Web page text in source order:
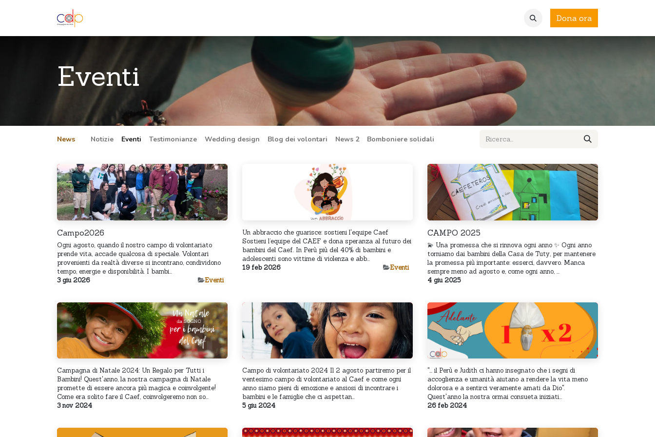
Dona ora
​Eventi
News ​​Notizie ​Eventi ​​Testimonianze ​Wedding design ​Blog dei volontari ​​News 2 Bomboniere solidali
Campo2026
Ogni agosto, quando il nostro campo di volontariato
prende vita, accade qualcosa di speciale. Volontari
provenienti da realtà diverse si incontrano, condividono
tempo, energie e disponibilità. I bambi...
3 giu 2026
​Eventi
Un abbraccio che guarisce: sostieni l'equipe Caef
Sostieni l’equipe del CAEF e dona speranza al futuro dei
bambini del Caef. In Perù più del 40% di bambini e
adolescenti sono vittime di violenza e abb...
19 feb 2026
​Eventi
CAMPO 2025
💫 Una promessa che si rinnova ogni anno ✨ Ogni anno
torniamo dai bambini della Casa de Tuty, per mantenere
la promessa più importante: esserci, davvero. Manca
sempre meno ad agosto e, come ogni anno, ...
4 giu 2025
Campagna di Natale 2024: Un Regalo per Tutti i
Bambini! Quest'anno, la nostra campagna di Natale
promette di essere ancora più magica e coinvolgente!
Come era solito fare il Caef, coinvolgeremo non so...
3 nov 2024
Campo di volontariato 2024 Il 2 agosto partiremo per il
ventesimo campo di volontariato al Caef e come ogni
anno siamo pieni di emozione e ansiosi di incontrare i
bambini e le famiglie che ci aspettan...
5 giu 2024
"... il Perù e Judith ci hanno insegnato che i segni di
accoglienza e umanità aiutano a rendere la vita meno
dolorosa e a sentirci veramente amati da Dio".
Quest'anno la nostra ormai consueta iniziati...
26 feb 2024